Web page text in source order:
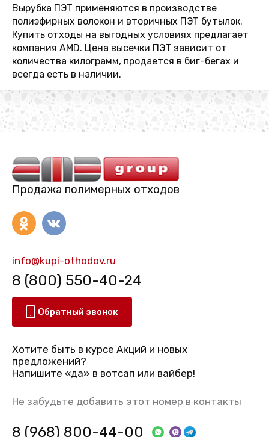
Вырубка ПЭТ применяются в производстве
полиэфирных волокон и вторичных ПЭТ бутылок.
Купить отходы на выгодных условиях предлагает
компания AMD. Цена высечки ПЭТ зависит от
количества килограмм, продается в биг-бегах и
всегда есть в наличии.
Продажа полимерных отходов
info@kupi-othodov.ru
8 (800) 550-40-24
Обратный звонок
Хотите быть в курсе Акций и новых
предложений?
Напишите «да» в вотсап или вайбер!
Не забудьте добавить этот номер в контакты
8 (968) 800-44-00